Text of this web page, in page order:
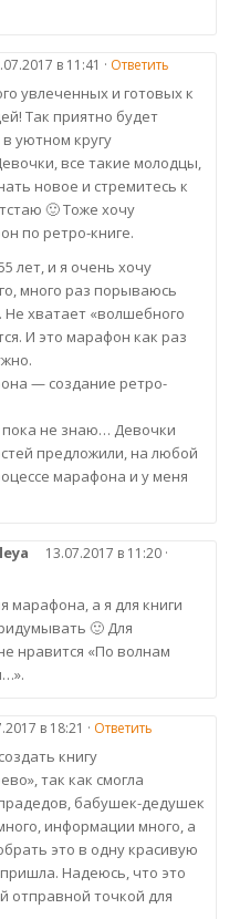
в 11:41 · Ответить
увлеченных и готовых к
Так приятно будет
уютном кругу
все такие молодцы,
новое и стремитесь к
🙂 Тоже хочу
по ретро-книге.
лет, и я очень хочу
много раз порываюсь
Не хватает «волшебного
И это марафон как раз
— создание ретро-
не знаю… Девочки
предложили, на любой
марафона и у меня
13.07.2017 в 11:20 ·
марафона, а я для книги
🙂 Для
нравится «По волнам
в 18:21 · Ответить
книгу
так как смогла
бабушек-дедушек
информации много, а
это в одну красивую
Надеюсь, что это
отправной точкой для